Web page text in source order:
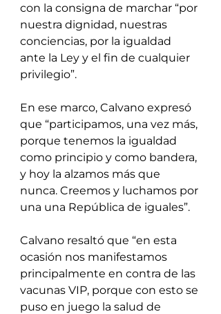
con la consigna de marchar “por
nuestra dignidad, nuestras
conciencias, por la igualdad
ante la Ley y el fin de cualquier
privilegio”.
En ese marco, Calvano expresó
que “participamos, una vez más,
porque tenemos la igualdad
como principio y como bandera,
y hoy la alzamos más que
nunca. Creemos y luchamos por
una una República de iguales”.
Calvano resaltó que “en esta
ocasión nos manifestamos
principalmente en contra de las
vacunas VIP, porque con esto se
puso en juego la salud de